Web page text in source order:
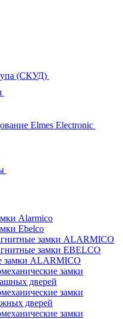
(СКУД)
Elmes Electronic
Alarmico
Ebelco
замки ALARMICO
замки EBELCO
замки ALARMICO
замки
дверей
замки
дверей
замки